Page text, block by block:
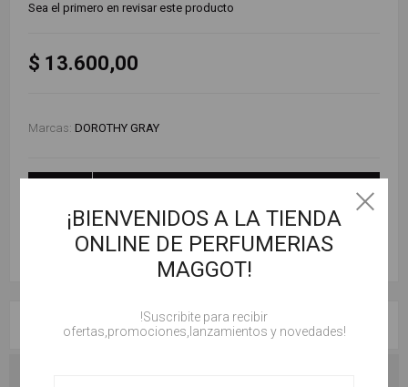
Sea el primero en revisar este producto
$ 13.600,00
Marcas: DOROTHY GRAY
RESEÑAS
¡BIENVENIDOS A LA TIENDA
ONLINE DE PERFUMERIAS
MAGGOT!
!Suscribite para recibir
ofertas,promociones,lanzamientos y novedades!